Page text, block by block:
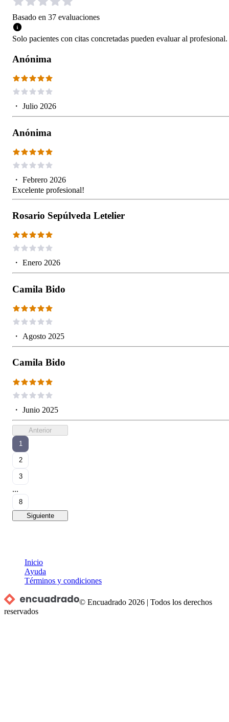
Basado en 37 evaluaciones
Solo pacientes con citas concretadas pueden evaluar al profesional.
Anónima
・ Julio 2026
Anónima
・ Febrero 2026
Excelente profesional!
Rosario Sepúlveda Letelier
・ Enero 2026
Camila Bido
・ Agosto 2025
Camila Bido
・ Junio 2025
Anterior
1
2
3
...
8
Siguiente
Inicio
Ayuda
Términos y condiciones
© Encuadrado 2026 |Todos los derechos
reservados